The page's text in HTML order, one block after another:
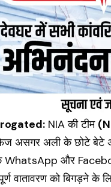
NIA की टीम
असगर अली के छोटे
WhatsApp और
वातावरण को बिगड़ने के